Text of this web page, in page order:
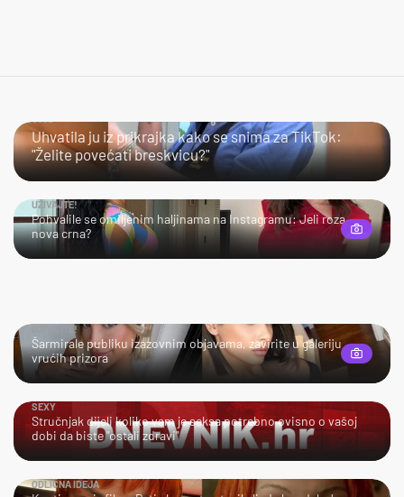
Uhvatila ju iz prikrajka kako se snima za TikTok:
"Želite povećati breskvicu?"
UŽIVAJTE!
Pohvalile se omiljenim haljinama na Instagramu: Jeli roza
nova crna?
UŽIVAJTE!
Šarmirale publiku izazovnim objavama, zavirite u galeriju
vrućih prizora
SEXY
Stručnjak dijeli koliko vam je seksa potrebno ovisno o vašoj
dobi da biste "ostali zdravi"
ODLIČNA IDEJA